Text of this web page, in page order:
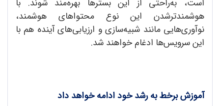
است، به‌راحتی از این بستر‌ها بهره‌مند شوند. با
هوشمندترشدن این نوع محتواهای هوشمند،
نوآوری‌هایی مانند شبیه‌سازی و ارزیابی‌های آینده هم با
این سرویس‌ها ادغام خواهند شد.
آموزش برخط به رشد خود ادامه خواهد داد